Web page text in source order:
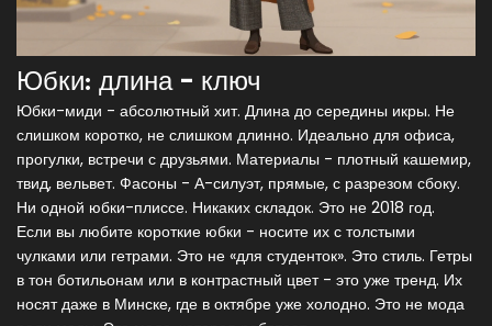
Юбки: длина - ключ
Юбки-миди - абсолютный хит. Длина до середины икры. Не
слишком коротко, не слишком длинно. Идеально для офиса,
прогулки, встречи с друзьями. Материалы - плотный кашемир,
твид, вельвет. Фасоны - А-силуэт, прямые, с разрезом сбоку.
Ни одной юбки-плиссе. Никаких складок. Это не 2018 год.
Если вы любите короткие юбки - носите их с толстыми
чулками или гетрами. Это не «для студенток». Это стиль. Гетры
в тон ботильонам или в контрастный цвет - это уже тренд. Их
носят даже в Минске, где в октябре уже холодно. Это не мода